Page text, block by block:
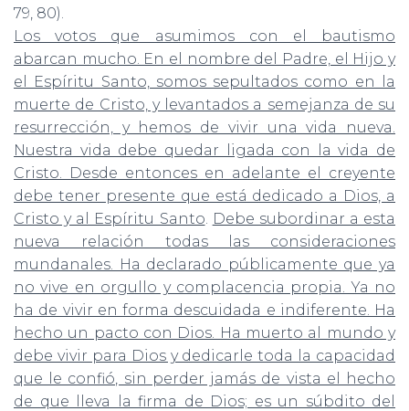
79, 80).
Los votos que asumimos con el bautismo
abarcan mucho. En el nombre del Padre, el Hijo y
el Espíritu Santo, somos sepultados como en la
muerte de Cristo, y levantados a semejanza de su
resurrección, y hemos de vivir una vida nueva.
Nuestra vida debe quedar ligada con la vida de
Cristo. Desde entonces en adelante el creyente
debe tener presente que está dedicado a Dios, a
Cristo y al Espíritu Santo. Debe subordinar a esta
nueva relación todas las consideraciones
mundanales. Ha declarado públicamente que ya
no vive en orgullo y complacencia propia. Ya no
ha de vivir en forma descuidada e indiferente. Ha
hecho un pacto con Dios. Ha muerto al mundo y
debe vivir para Dios y dedicarle toda la capacidad
que le confió, sin perder jamás de vista el hecho
de que lleva la firma de Dios; es un súbdito del